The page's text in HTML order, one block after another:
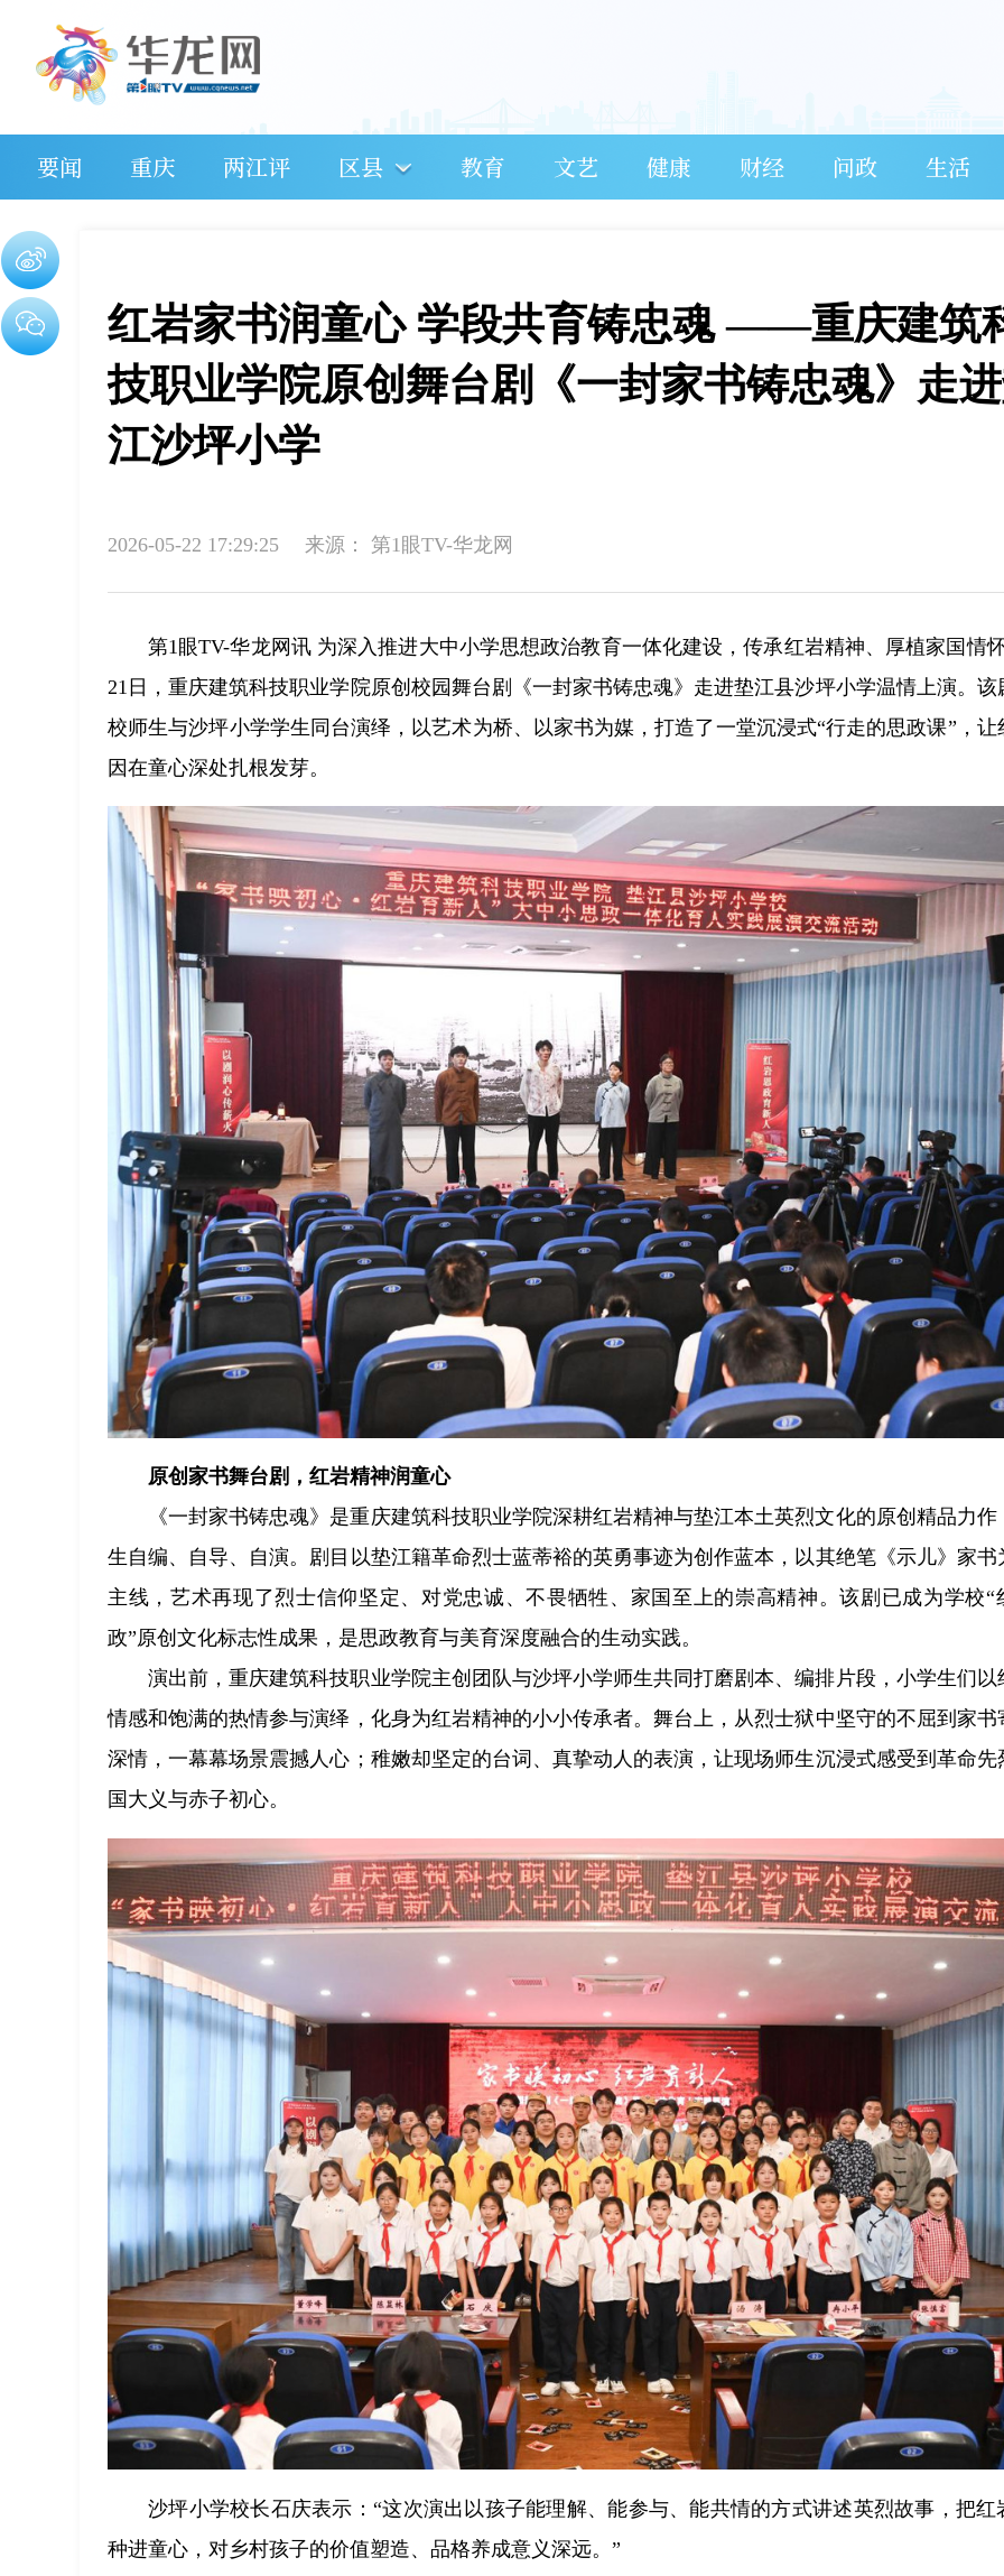
要闻 重庆 两江评 区县 教育 文艺 健康 财经 问政 生活
红岩家书润童心 学段共育铸忠魂 ——重庆建筑
技职业学院原创舞台剧《一封家书铸忠魂》走
江沙坪小学
2026-05-22 17:29:25 来源： 第1眼TV-华龙网
第1眼TV-华龙网讯 为深入推进大中小学思想政治教育一体化建设，传承红岩精神、厚植家国情
21日，重庆建筑科技职业学院原创校园舞台剧《一封家书铸忠魂》走进垫江县沙坪小学温情上演。该
校师生与沙坪小学学生同台演绎，以艺术为桥、以家书为媒，打造了一堂沉浸式“行走的思政课”，让
因在童心深处扎根发芽。
原创家书舞台剧，红岩精神润童心
《一封家书铸忠魂》是重庆建筑科技职业学院深耕红岩精神与垫江本土英烈文化的原创精品力作
生自编、自导、自演。剧目以垫江籍革命烈士蓝蒂裕的英勇事迹为创作蓝本，以其绝笔《示儿》家书
主线，艺术再现了烈士信仰坚定、对党忠诚、不畏牺牲、家国至上的崇高精神。该剧已成为学校“
政”原创文化标志性成果，是思政教育与美育深度融合的生动实践。
演出前，重庆建筑科技职业学院主创团队与沙坪小学师生共同打磨剧本、编排片段，小学生们以
情感和饱满的热情参与演绎，化身为红岩精神的小小传承者。舞台上，从烈士狱中坚守的不屈到家书
深情，一幕幕场景震撼人心；稚嫩却坚定的台词、真挚动人的表演，让现场师生沉浸式感受到革命先
国大义与赤子初心。
沙坪小学校长石庆表示：“这次演出以孩子能理解、能参与、能共情的方式讲述英烈故事，把红
种进童心，对乡村孩子的价值塑造、品格养成意义深远。”